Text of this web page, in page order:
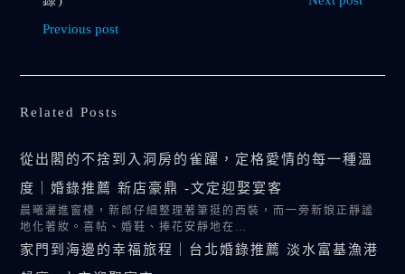
Previous post
Related Posts
從出閣的不捨到入洞房的雀躍，定格愛情的每一種溫
度｜婚錄推薦 新店豪鼎 -文定迎娶宴客
晨曦灑進窗檯，新郎仔細整理著筆挺的西裝，而一旁新娘正靜謐
地化著妝。喜帖、婚鞋、捧花安靜地在…
家門到海邊的幸福旅程｜台北婚錄推薦 淡水富基漁港